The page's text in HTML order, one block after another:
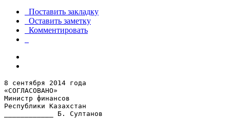
Поставить закладку
Оставить заметку
Комментировать
8 сентября 2014 года
«СОГЛАСОВАНО»
Министр финансов
Республики Казахстан
____________ Б. Султанов